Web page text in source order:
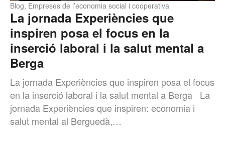
La jornada Experiències que
inspiren posa el focus en la
inserció laboral i la salut mental a
Berga
Blog, Empreses de l’economia social i cooperativa
La jornada Experiències que inspiren posa el focus
en la inserció laboral i la salut mental a Berga La
jornada Experiències que inspiren: economia i
salut mental al Berguedà,…